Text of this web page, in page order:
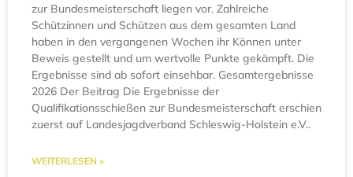
zur Bundesmeisterschaft liegen vor. Zahlreiche
Schützinnen und Schützen aus dem gesamten Land
haben in den vergangenen Wochen ihr Können unter
Beweis gestellt und um wertvolle Punkte gekämpft. Die
Ergebnisse sind ab sofort einsehbar. Gesamtergebnisse
2026 Der Beitrag Die Ergebnisse der
Qualifikationsschießen zur Bundesmeisterschaft erschien
zuerst auf Landesjagdverband Schleswig-Holstein e.V..
WEITERLESEN »